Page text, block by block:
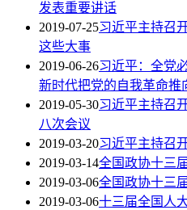
发表重要讲话
2019-07-25习近平主持召
这些大事
2019-06-26习近平：全党
新时代把党的自我革命推
2019-05-30习近平主持召
八次会议
2019-03-20习近平主持召
2019-03-14全国政协十三
2019-03-06全国政协十三
2019-03-06十三届全国人